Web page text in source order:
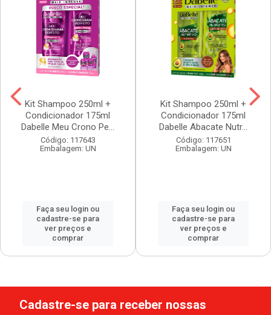
Kit Shampoo 250ml +
Condicionador 175ml
Dabelle Meu Crono Pe...
Código: 117643
Embalagem: UN
Faça seu login ou
cadastre-se para
ver preços e
comprar
Kit Shampoo 250ml +
Condicionador 175ml
Dabelle Abacate Nutr...
Código: 117651
Embalagem: UN
Faça seu login ou
cadastre-se para
ver preços e
comprar
Cadastre-se para receber nossas